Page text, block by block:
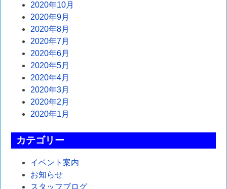
2020年10月
2020年9月
2020年8月
2020年7月
2020年6月
2020年5月
2020年4月
2020年3月
2020年2月
2020年1月
カテゴリー
イベント案内
お知らせ
スタッフブログ